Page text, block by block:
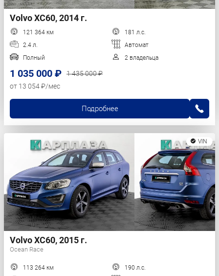
Volvo XC60, 2014 г.
121 364 км
181 л.с.
2.4 л.
Автомат
Полный
2 владельца
1 035 000 ₽
1 435 000 ₽
от 13 054 ₽/мес
Подробнее
VIN
Volvo XC60, 2015 г.
Ocean Race
113 264 км
190 л.с.